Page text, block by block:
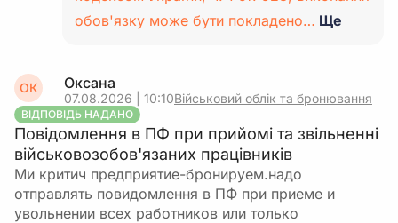
обов'язку може бути покладено… Ще
ОК Оксана
07.08.2026 | 10:10Військовий облік та бронювання
ВІДПОВІДЬ НАДАНО
Повідомлення в ПФ при прийомі та звільненні
військовозобов'язаних працівників
Ми критич предприятие-бронируем.надо
отправлять повидомлення в ПФ при приеме и
увольнении всех работников или только